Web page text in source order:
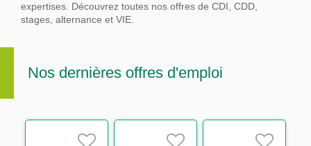
expertises. Découvrez toutes nos offres de CDI, CDD,
stages, alternance et VIE.
Nos dernières offres d'emploi